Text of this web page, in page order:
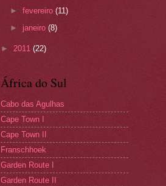
►fevereiro(11)
► janeiro(8)
► 2011 (22)
África do Sul
Cabo das Agulhas
Cape Town I
Cape Town II
Franschhoek
Garden Route I
Garden Route II